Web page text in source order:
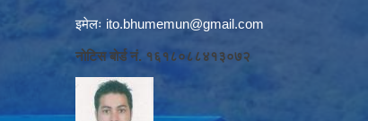
इमेलः ito.bhumemun@gmail.com
नोटिस बोर्ड नं. १६१८०८८४१३०७२